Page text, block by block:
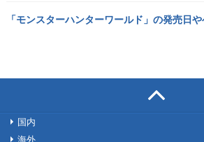
「モンスターハンターワールド」の発売日
国内
海外